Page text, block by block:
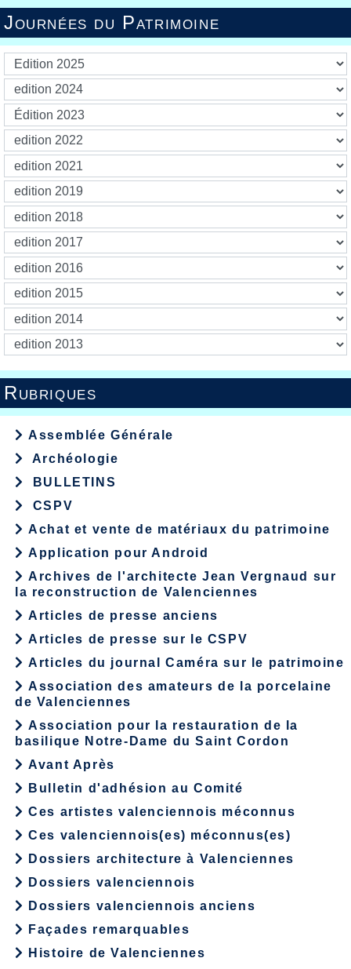
Journées du Patrimoine
Rubriques
Assemblée Générale
Archéologie
BULLETINS
CSPV
Achat et vente de matériaux du patrimoine
Application pour Android
Archives de l'architecte Jean Vergnaud sur
la reconstruction de Valenciennes
Articles de presse anciens
Articles de presse sur le CSPV
Articles du journal Caméra sur le patrimoine
Association des amateurs de la porcelaine
de Valenciennes
Association pour la restauration de la
basilique Notre-Dame du Saint Cordon
Avant Après
Bulletin d'adhésion au Comité
Ces artistes valenciennois méconnus
Ces valenciennois(es) méconnus(es)
Dossiers architecture à Valenciennes
Dossiers valenciennois
Dossiers valenciennois anciens
Façades remarquables
Histoire de Valenciennes